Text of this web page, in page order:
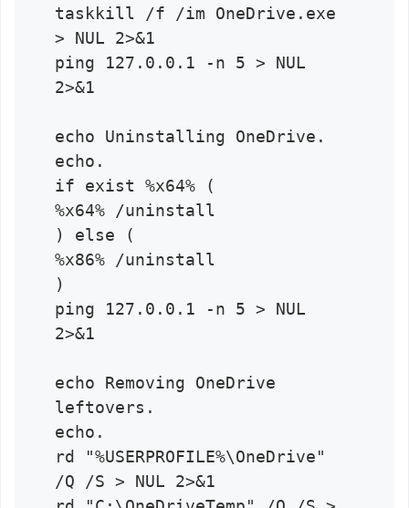
taskkill /f /im OneDrive.exe
> NUL 2>&1
ping 127.0.0.1 -n 5 > NUL
2>&1
echo Uninstalling OneDrive.
echo.
if exist %x64% (
%x64% /uninstall
) else (
%x86% /uninstall
)
ping 127.0.0.1 -n 5 > NUL
2>&1
echo Removing OneDrive
leftovers.
echo.
rd "%USERPROFILE%\OneDrive"
/Q /S > NUL 2>&1